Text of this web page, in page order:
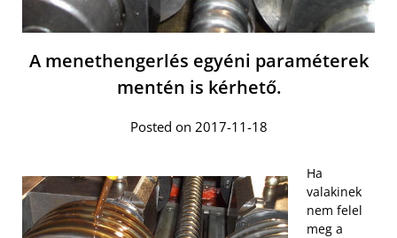
A menethengerlés egyéni paraméterek
mentén is kérhető.
Posted on 2017-11-18
Ha
valakinek
nem felel
meg a